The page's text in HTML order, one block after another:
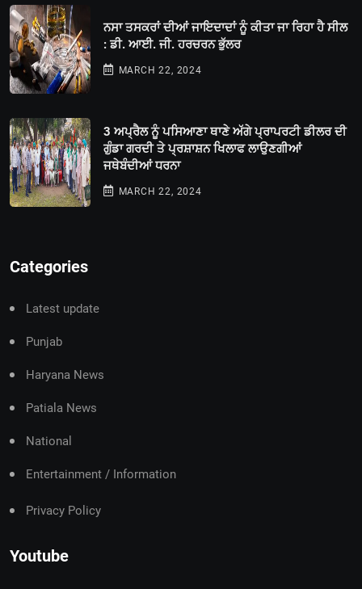
ਨਸਾ ਤਸਕਰਾਂ ਦੀਆਂ ਜਾਇਦਾਦਾਂ ਨੂੰ ਕੀਤਾ ਜਾ ਰਿਹਾ ਹੈ ਸੀਲ
: ਡੀ. ਆਈ. ਜੀ. ਹਰਚਰਨ ਭੁੱਲਰ
MARCH 22, 2024
3 ਅਪ੍ਰੈਲ ਨੂੰ ਪਸਿਆਣਾ ਥਾਣੇ ਅੱਗੇ ਪ੍ਰਾਪਰਟੀ ਡੀਲਰ ਦੀ
ਗੁੰਡਾ ਗਰਦੀ ਤੇ ਪ੍ਰਸ਼ਾਸ਼ਨ ਖਿਲਾਫ ਲਾਉਣਗੀਆਂ
ਜਥੇਬੰਦੀਆਂ ਧਰਨਾ
MARCH 22, 2024
Categories
Latest update
Punjab
Haryana News
Patiala News
National
Entertainment / Information
Privacy Policy
Youtube